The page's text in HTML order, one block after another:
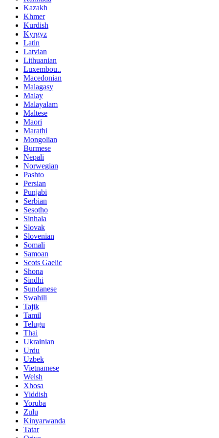
Kazakh
Khmer
Kurdish
Kyrgyz
Latin
Latvian
Lithuanian
Luxembou..
Macedonian
Malagasy
Malay
Malayalam
Maltese
Maori
Marathi
Mongolian
Burmese
Nepali
Norwegian
Pashto
Persian
Punjabi
Serbian
Sesotho
Sinhala
Slovak
Slovenian
Somali
Samoan
Scots Gaelic
Shona
Sindhi
Sundanese
Swahili
Tajik
Tamil
Telugu
Thai
Ukrainian
Urdu
Uzbek
Vietnamese
Welsh
Xhosa
Yiddish
Yoruba
Zulu
Kinyarwanda
Tatar